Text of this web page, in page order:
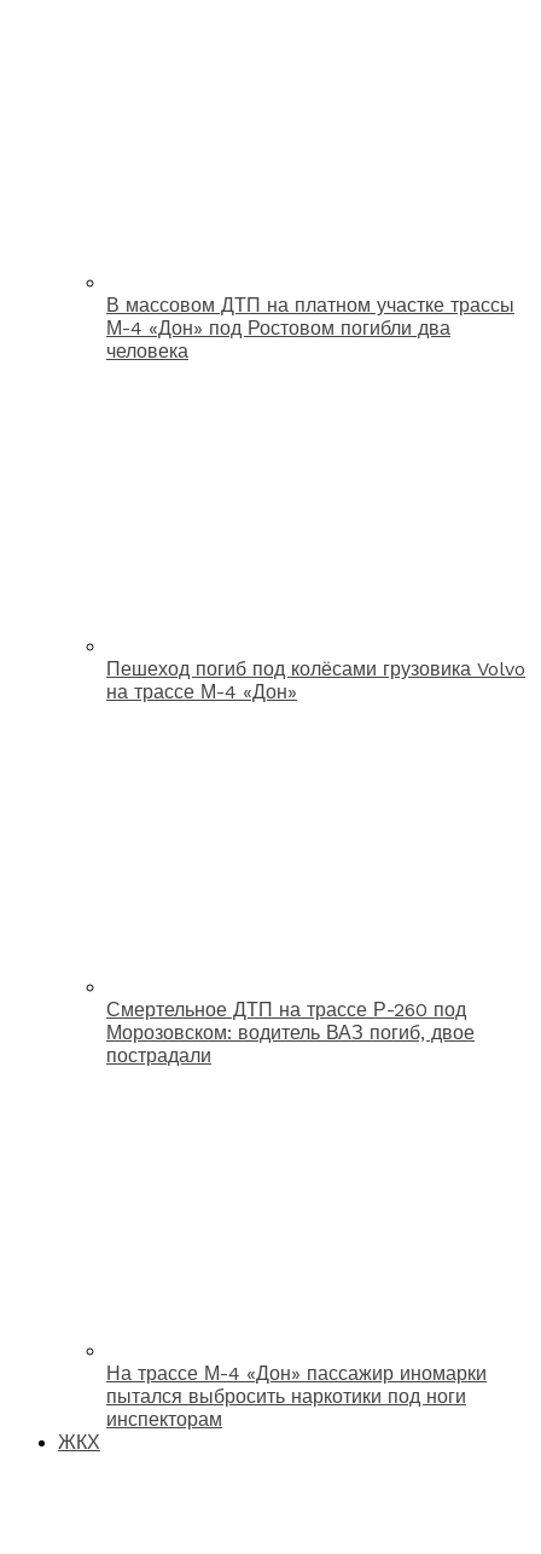
В массовом ДТП на платном участке трассы
М-4 «Дон» под Ростовом погибли два
человека
Пешеход погиб под колёсами грузовика Volvo
на трассе М-4 «Дон»
Смертельное ДТП на трассе Р-260 под
Морозовском: водитель ВАЗ погиб, двое
пострадали
На трассе М-4 «Дон» пассажир иномарки
пытался выбросить наркотики под ноги
инспекторам
ЖКХ